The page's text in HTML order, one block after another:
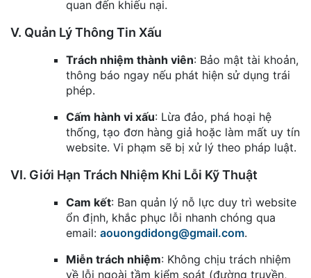
quan đến khiếu nại.
V. Quản Lý Thông Tin Xấu
Trách nhiệm thành viên: Bảo mật tài khoản,
thông báo ngay nếu phát hiện sử dụng trái
phép.
Cấm hành vi xấu: Lừa đảo, phá hoại hệ
thống, tạo đơn hàng giả hoặc làm mất uy tín
website. Vi phạm sẽ bị xử lý theo pháp luật.
VI. Giới Hạn Trách Nhiệm Khi Lỗi Kỹ Thuật
Cam kết: Ban quản lý nỗ lực duy trì website
ổn định, khắc phục lỗi nhanh chóng qua
email: aouongdidong@gmail.com.
Miễn trách nhiệm: Không chịu trách nhiệm
về lỗi ngoài tầm kiểm soát (đường truyền,